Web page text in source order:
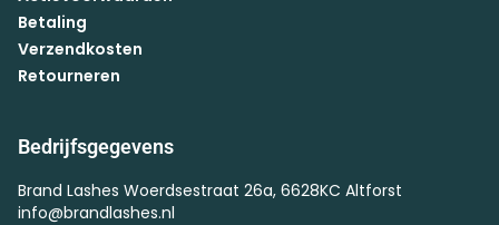
Betaling
Verzendkosten
Retourneren
Bedrijfsgegevens
Brand Lashes Woerdsestraat 26a, 6628KC Altforst
info@brandlashes.nl